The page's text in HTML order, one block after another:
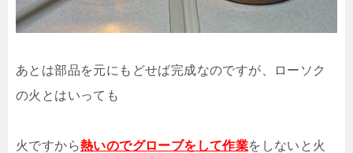
あとは部品を元にもどせば完成なのですが、ローソク
の火とはいっても
火ですから熱いのでグローブをして作業をしないと火